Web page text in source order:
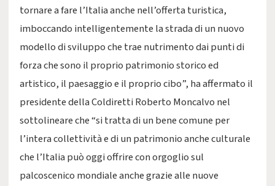
tornare a fare l’Italia anche nell’offerta turistica,
imboccando intelligentemente la strada di un nuovo
modello di sviluppo che trae nutrimento dai punti di
forza che sono il proprio patrimonio storico ed
artistico, il paesaggio e il proprio cibo”, ha affermato il
presidente della Coldiretti Roberto Moncalvo nel
sottolineare che “si tratta di un bene comune per
l’intera collettività e di un patrimonio anche culturale
che l’Italia può oggi offrire con orgoglio sul
palcoscenico mondiale anche grazie alle nuove